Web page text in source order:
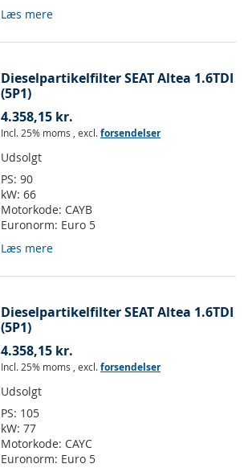
Læs mere
Dieselpartikelfilter SEAT Altea 1.6TDI
(5P1)
4.358,15 kr.
Incl. 25% moms , excl.forsendelser
Udsolgt
PS: 90
kW: 66
Motorkode: CAYB
Euronorm: Euro 5
Læs mere
Dieselpartikelfilter SEAT Altea 1.6TDI
(5P1)
4.358,15 kr.
Incl. 25% moms , excl.forsendelser
Udsolgt
PS: 105
kW: 77
Motorkode: CAYC
Euronorm: Euro 5